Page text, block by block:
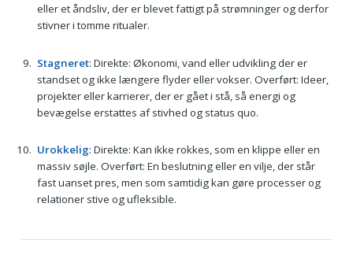
eller et åndsliv, der er blevet fattigt på strømninger og derfor
stivner i tomme ritualer.
Stagneret: Direkte: Økonomi, vand eller udvikling der er
standset og ikke længere flyder eller vokser. Overført: Ideer,
projekter eller karrierer, der er gået i stå, så energi og
bevægelse erstattes af stivhed og status quo.
Urokkelig: Direkte: Kan ikke rokkes, som en klippe eller en
massiv søjle. Overført: En beslutning eller en vilje, der står
fast uanset pres, men som samtidig kan gøre processer og
relationer stive og ufleksible.